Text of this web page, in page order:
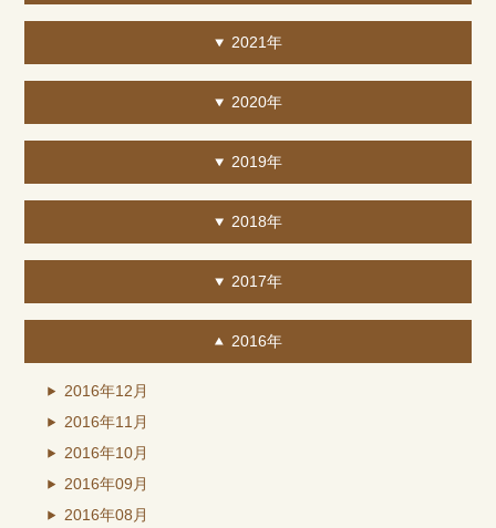
2021年
2020年
2019年
2018年
2017年
2016年
2016年12月
2016年11月
2016年10月
2016年09月
2016年08月